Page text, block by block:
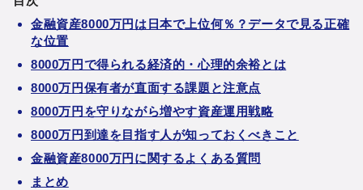
金融資産8000万円は日本で上位何％？データで見る正確
な位置
8000万円で得られる経済的・心理的余裕とは
8000万円保有者が直面する課題と注意点
8000万円を守りながら増やす資産運用戦略
8000万円到達を目指す人が知っておくべきこと
金融資産8000万円に関するよくある質問
まとめ